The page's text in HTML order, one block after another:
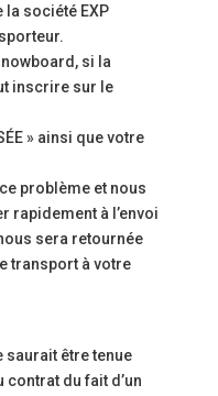
la société EXP
si la
inscrire sur le
» ainsi que votre
problème et nous
rapidement à l’envoi
sera retournée
transport à votre
saurait être tenue
contrat du fait d’un